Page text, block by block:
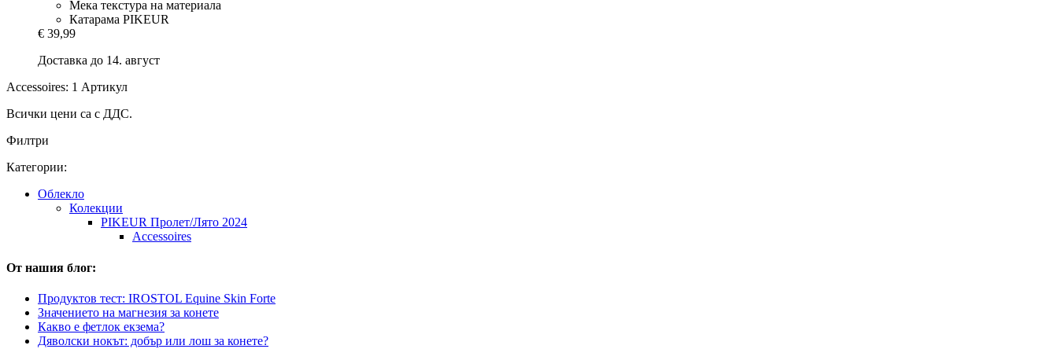
Мека текстура на материала
Катарама PIKEUR
€ 39,99
Доставка до 14. август
Accessoires: 1 Артикул
Всички цени са с ДДС.
Филтри
Категории:
Облекло
Колекции
PIKEUR Пролет/Лято 2024
Accessoires
От нашия блог:
Продуктов тест: IROSTOL Equine Skin Forte
Значението на магнезия за конете
Какво е фетлок екзема?
Дяволски нокът: добър или лош за конете?